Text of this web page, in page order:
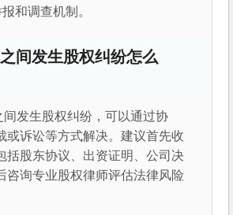
和调查机制。
间发生股权纠纷怎么
间发生股权纠纷，可以通过协
或诉讼等方式解决。建议首先收
括股东协议、出资证明、公司决
咨询专业股权律师评估法律风险